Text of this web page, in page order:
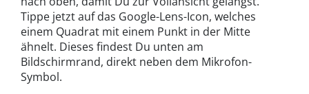
Tippe jetzt auf das Google-Lens-Icon, welches
einem Quadrat mit einem Punkt in der Mitte
ähnelt. Dieses findest Du unten am
Bildschirmrand, direkt neben dem Mikrofon-
Symbol.